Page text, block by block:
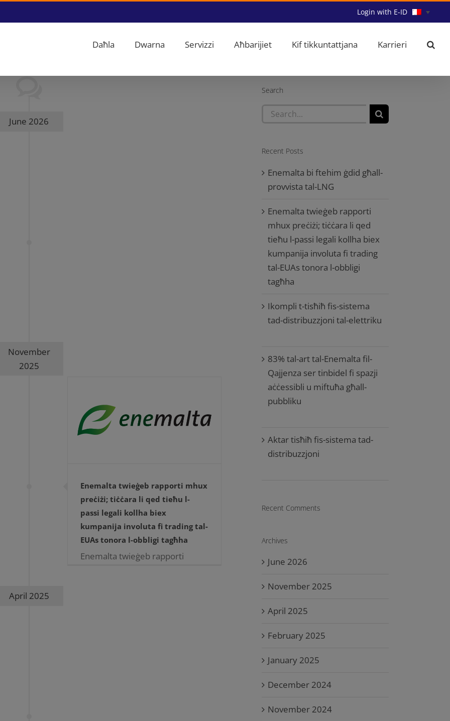
Login with E-ID
Daħla Dwarna Servizzi Aħbarijiet Kif tikkuntattjana Karrieri
June 2026
November
2025
Enemalta twieġeb rapporti mhux
preċiżi; tiċċara li qed tieħu l-
passi legali kollha biex
kumpanija involuta fi trading tal-
EUAs tonora l-obbligi tagħha
Enemalta twieġeb rapporti
April 2025
Search
Search
Recent Posts
Enemalta bi ftehim ġdid għall-
provvista tal-LNG
Enemalta twieġeb rapporti
mhux preċiżi; tiċċara li qed
tieħu l-passi legali kollha biex
kumpanija involuta fi trading
tal-EUAs tonora l-obbligi
tagħha
Ikompli t-tisħiħ fis-sistema
tad-distribuzzjoni tal-elettriku
83% tal-art tal-Enemalta fil-
Qajjenza ser tinbidel fi spazji
aċċessibli u miftuħa għall-
pubbliku
Aktar tisħiħ fis-sistema tad-
distribuzzjoni
Recent Comments
Archives
June 2026
November 2025
April 2025
February 2025
January 2025
December 2024
November 2024